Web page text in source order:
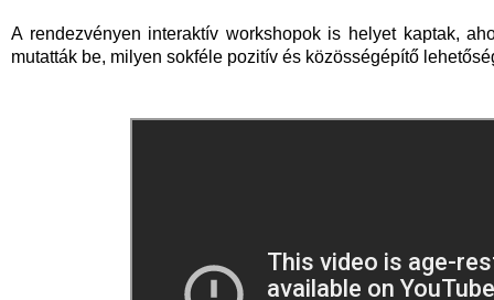
A rendezvényen interaktív workshopok is helyet kaptak,
mutatták be, milyen sokféle pozitív és közösségépítő